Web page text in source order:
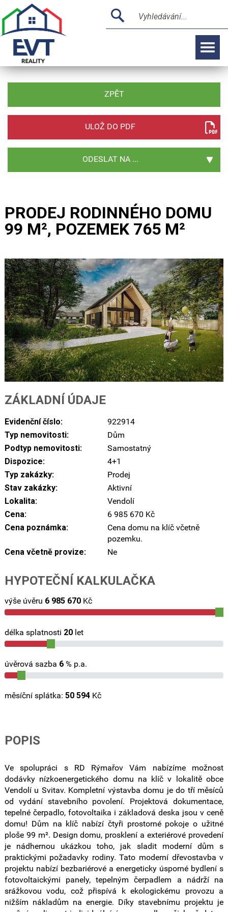
ZPĚT
ULOŽ DO PDF
ODESLAT NA ...
PRODEJ RODINNÉHO DOMU
99 M², POZEMEK 765 M²
ZÁKLADNÍ ÚDAJE
Evidenční číslo:
922914
Typ nemovitosti:
Dům
Podtyp nemovitosti:
Samostatný
Dispozice:
4+1
Typ zakázky:
Prodej
Stav zakázky:
Aktivní
Lokalita:
Vendolí
Cena:
6 985 670 Kč
Cena poznámka:
Cena domu na klíč včetně
pozemku.
Cena včetně provize:
Ne
HYPOTEČNÍ KALKULAČKA
výše úvěru 6 985 670 Kč
délka splatnosti 20 let
úvěrová sazba 6 % p.a.
měsíční splátka: 50 594Kč
POPIS
Ve spolupráci s RD Rýmařov Vám nabízíme možnost
dodávky nízkoenergetického domu na klíč v lokalitě obce
Vendolí u Svitav. Kompletní výstavba domu je do tří měsíců
od vydání stavebního povolení. Projektová dokumentace,
tepelné čerpadlo, fotovoltaika i základová deska jsou v ceně
domu! Dům na klíč nabízí čtyři prostorné pokoje o užitné
ploše 99 m². Design domu, prosklení a exteriérové provedení
je nádhernou ukázkou toho, jak sladit moderní dům s
praktickými požadavky rodiny. Tato moderní dřevostavba v
projektu nabízí bezbariérové a energeticky úsporné bydlení s
fotovoltaickými panely, tepelným čerpadlem a nádrží na
srážkovou vodu, což přispívá k ekologickému provozu a
nižším nákladům na energie. Díky stavebnímu projektu je